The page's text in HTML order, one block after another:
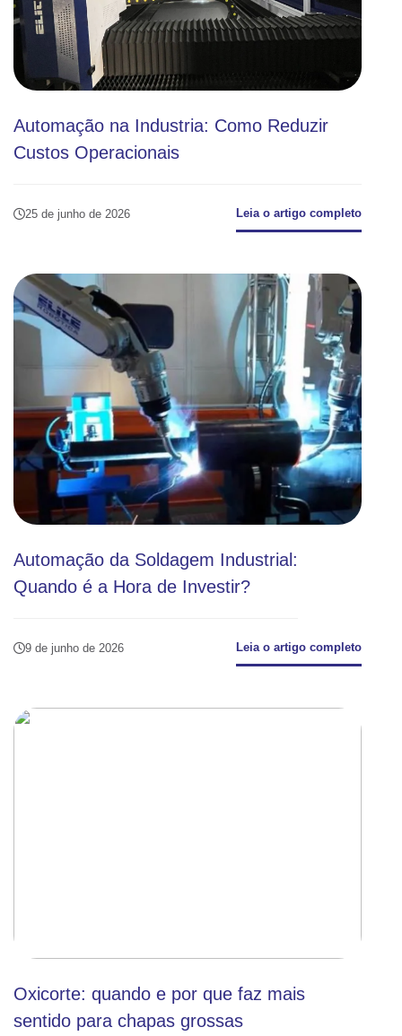
Automação na Industria: Como Reduzir
Custos Operacionais
25 de junho de 2026 Leia o artigo completo
Automação da Soldagem Industrial:
Quando é a Hora de Investir?
9 de junho de 2026 Leia o artigo completo
Oxicorte: quando e por que faz mais
sentido para chapas grossas